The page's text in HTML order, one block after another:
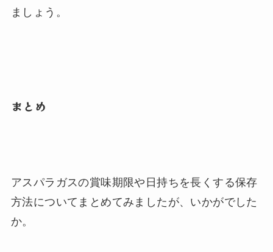
ましょう。
まとめ
アスパラガスの賞味期限や日持ちを長くする保存
方法についてまとめてみましたが、いかがでした
か。